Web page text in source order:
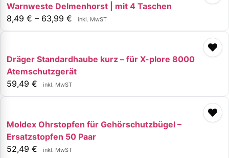
Warnweste Delmenhorst | mit 4 Taschen
8,49 € – 63,99 € inkl. MwST
Dräger Standardhaube kurz – für X-plore 8000
Atemschutzgerät
59,49 € inkl. MwST
Moldex Ohrstopfen für Gehörschutzbügel –
Ersatzstopfen 50 Paar
52,49 € inkl. MwST